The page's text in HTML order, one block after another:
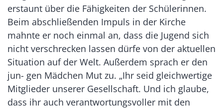
erstaunt über die Fähigkeiten der Schülerinnen.
Beim abschließenden Impuls in der Kirche
mahnte er noch einmal an, dass die Jugend sich
nicht verschrecken lassen dürfe von der aktuellen
Situation auf der Welt. Außerdem sprach er den
jun- gen Mädchen Mut zu. „Ihr seid gleichwertige
Mitglieder unserer Gesellschaft. Und ich glaube,
dass ihr auch verantwortungsvoller mit den